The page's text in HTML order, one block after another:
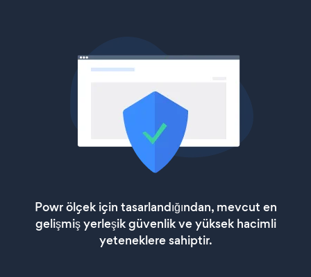
Powr ölçek için tasarlandığından, mevcut en
gelişmiş yerleşik güvenlik ve yüksek hacimli
yeteneklere sahiptir.